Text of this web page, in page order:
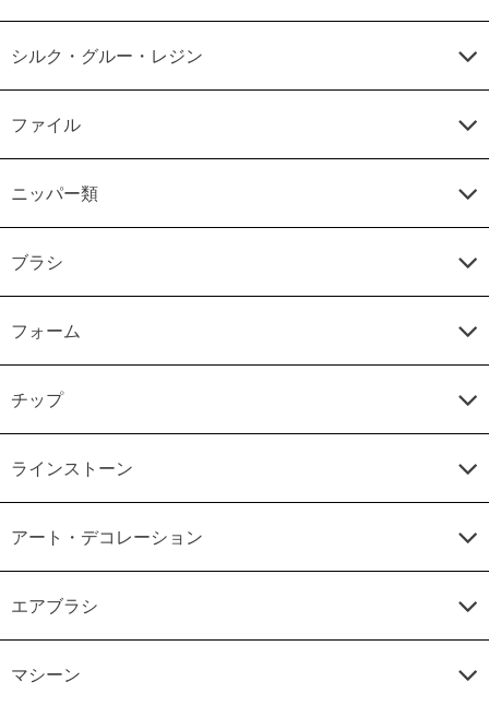
シルク・グルー・レジン
ファイル
ニッパー類
ブラシ
フォーム
チップ
ラインストーン
アート・デコレーション
エアブラシ
マシーン